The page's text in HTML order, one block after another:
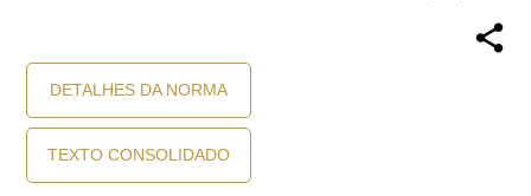
DETALHES DA NORMA
TEXTO CONSOLIDADO